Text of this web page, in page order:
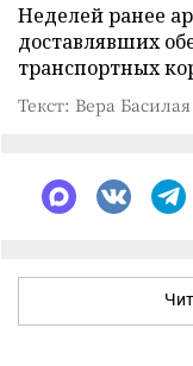
Неделей ранее
доставлявших
транспортных
Текст: Вера Басилая